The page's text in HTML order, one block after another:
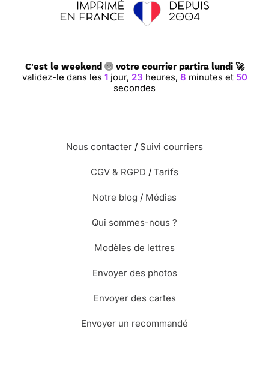
C'est le weekend votre courrier partira lundi 🚀
validez-le dans les 1jour, 23 heures, 8 minutes et 49
secondes
Nous contacter / Suivi courriers
CGV & RGPD / Tarifs
Notre blog / Médias
Qui sommes-nous ?
Modèles de lettres
Envoyer des photos
Envoyer des cartes
Envoyer un recommandé